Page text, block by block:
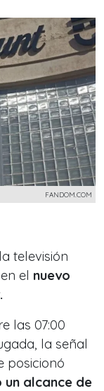
FANDOM.COM
televisión
el nuevo
las 07:00
la señal
posicionó
un alcance de